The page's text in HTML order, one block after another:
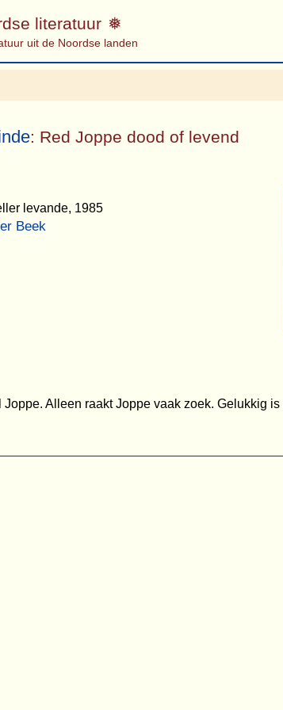
literatuur
uit de Noordse landen
: Red Joppe dood of levend
levande, 1985
Beek
Alleen raakt Joppe vaak zoek. Gelukkig